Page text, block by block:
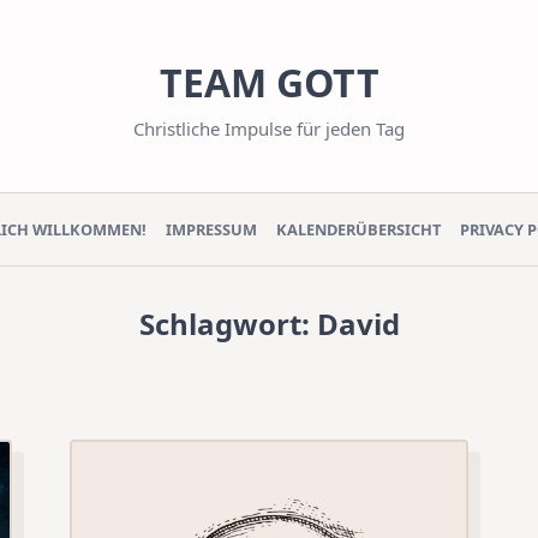
TEAM GOTT
Christliche Impulse für jeden Tag
WILLKOMMEN! IMPRESSUM KALENDERÜBERSICHT PRIVACY
Schlagwort: David